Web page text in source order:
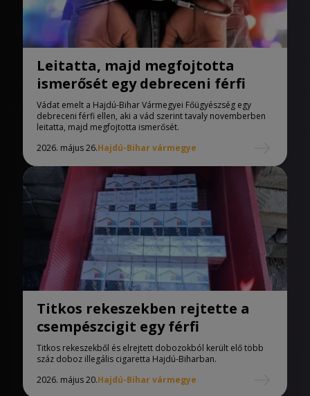
Leitatta, majd megfojtotta
ismerősét egy debreceni férfi
Vádat emelt a Hajdú-Bihar Vármegyei Főügyészség egy
debreceni férfi ellen, aki a vád szerint tavaly novemberben
leitatta, majd megfojtotta ismerősét.
2026. május 26.Hajdú-Bihar vármegye
Titkos rekeszekben rejtette a
csempészcigit egy férfi
Titkos rekeszekből és elrejtett dobozokból került elő több
száz doboz illegális cigaretta Hajdú-Biharban.
2026. május 20.Hajdú-Bihar vármegye